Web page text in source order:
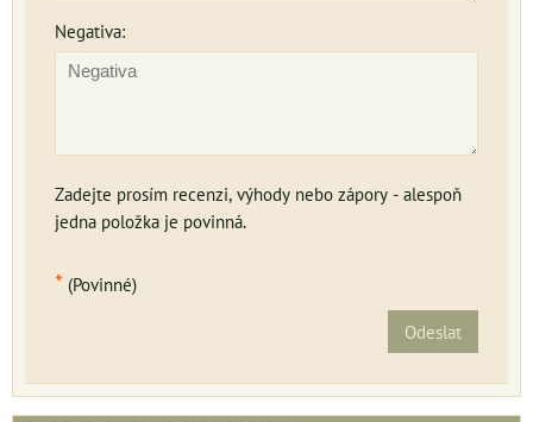
Negativa:
Zadejte prosím recenzi, výhody nebo zápory - alespoň
jedna položka je povinná.
* (Povinné)
Odeslat